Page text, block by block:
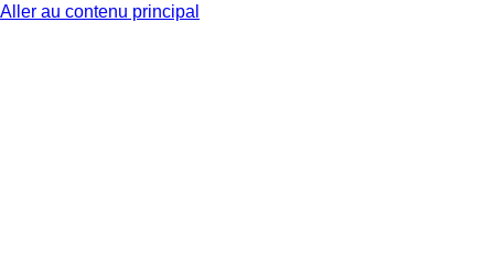
Aller au contenu principal